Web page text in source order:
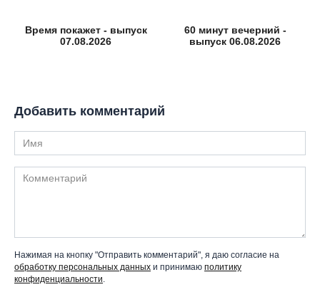
Время покажет - выпуск
07.08.2026
60 минут вечерний -
выпуск 06.08.2026
Добавить комментарий
Имя
Комментарий
Нажимая на кнопку "Отправить комментарий", я даю согласие на
обработку персональных данных и принимаю политику
конфиденциальности